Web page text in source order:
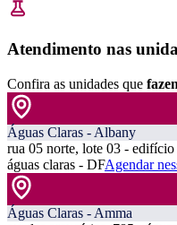
Atendimento nas
Confira as unidades que
Águas Claras - Albany
rua 05 norte, lote 03 -
águas claras - DFAgendar
Águas Claras - Amma